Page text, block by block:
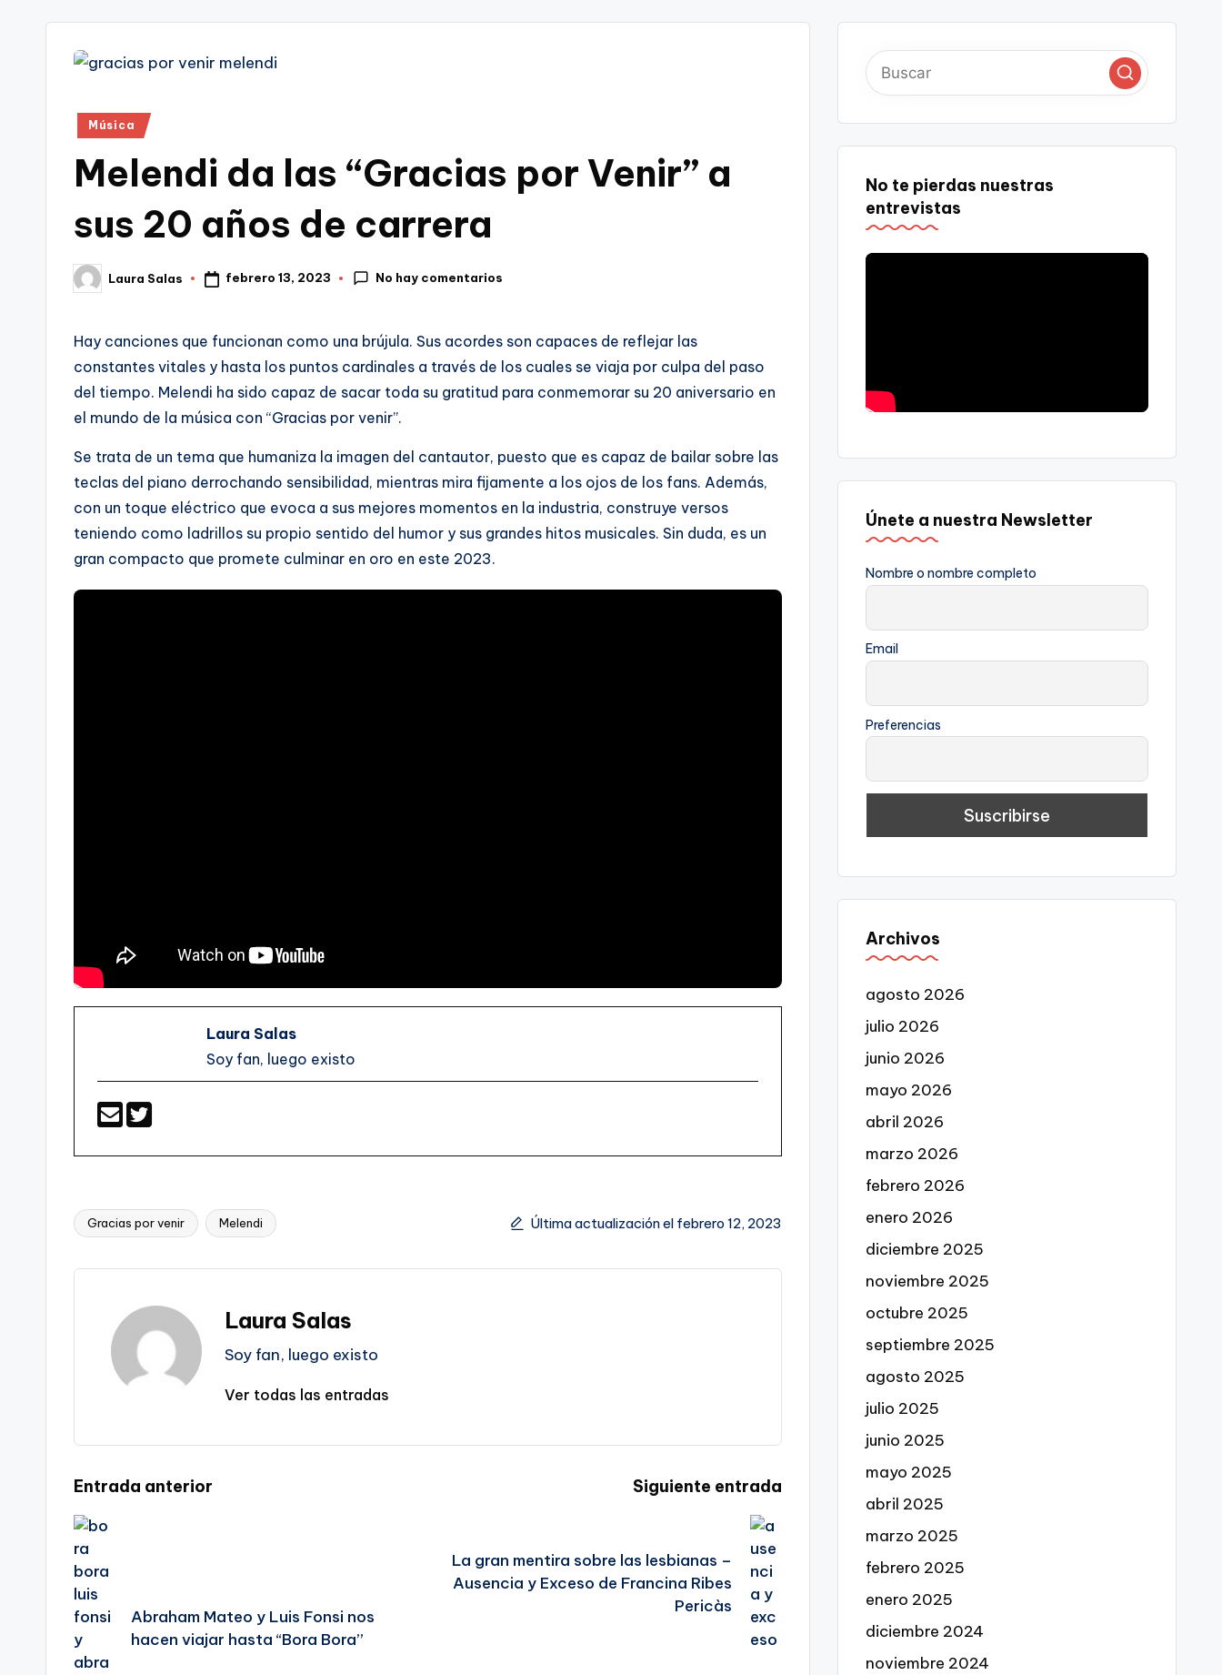
Publicado
Música
Melendi da las “Gracias por Venir” a
sus 20 años de carrera
Publicado
por
Laura Salas febrero 13, 2023 No hay comentarios
Hay canciones que funcionan como una brújula. Sus acordes son capaces de reflejar las
constantes vitales y hasta los puntos cardinales a través de los cuales se viaja por culpa del paso
del tiempo. Melendi ha sido capaz de sacar toda su gratitud para conmemorar su 20 aniversario en
el mundo de la música con “Gracias por venir”.
Se trata de un tema que humaniza la imagen del cantautor, puesto que es capaz de bailar sobre las
teclas del piano derrochando sensibilidad, mientras mira fijamente a los ojos de los fans. Además,
con un toque eléctrico que evoca a sus mejores momentos en la industria, construye versos
teniendo como ladrillos su propio sentido del humor y sus grandes hitos musicales. Sin duda, es un
gran compacto que promete culminar en oro en este 2023.
Laura Salas
Soy fan, luego existo
Etiquetas:
Gracias por venir Melendi Última actualización el febrero 12, 2023
Laura Salas
Soy fan, luego existo
Ver todas las entradas
Navegación
de
entradas
Entrada anterior
Abraham Mateo y Luis Fonsi nos
hacen viajar hasta “Bora Bora”
Siguiente entrada
La gran mentira sobre las lesbianas –
Ausencia y Exceso de Francina Ribes
Pericàs
No te pierdas nuestras
entrevistas
Únete a nuestra Newsletter
Nombre o nombre completo
Email
Preferencias
Archivos
agosto 2026
julio 2026
junio 2026
mayo 2026
abril 2026
marzo 2026
febrero 2026
enero 2026
diciembre 2025
noviembre 2025
octubre 2025
septiembre 2025
agosto 2025
julio 2025
junio 2025
mayo 2025
abril 2025
marzo 2025
febrero 2025
enero 2025
diciembre 2024
noviembre 2024